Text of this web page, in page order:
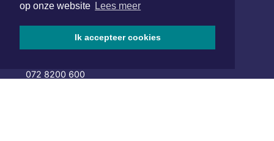
op onze website Lees meer
Ik accepteer cookies
Hoofdvestiging:
van Benthuizenlaan 1
1701 BZ Heerhugowaard
072 8200 600